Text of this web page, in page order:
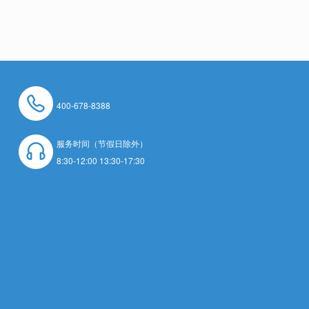
400-678-8388
服务时间（节假日除外）
8:30-12:00 13:30-17:30